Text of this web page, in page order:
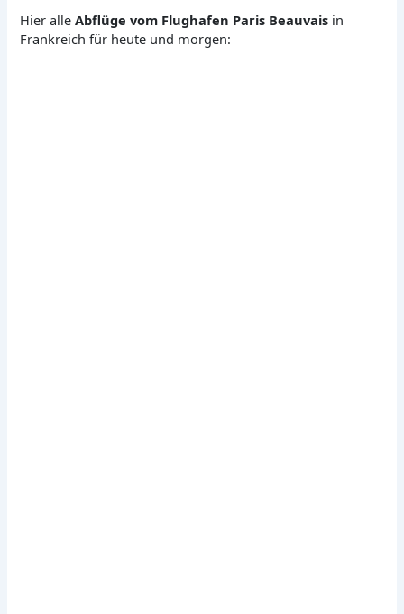
Hier alleAbflüge vom Flughafen Paris Beauvais in
Frankreich für heute und morgen: